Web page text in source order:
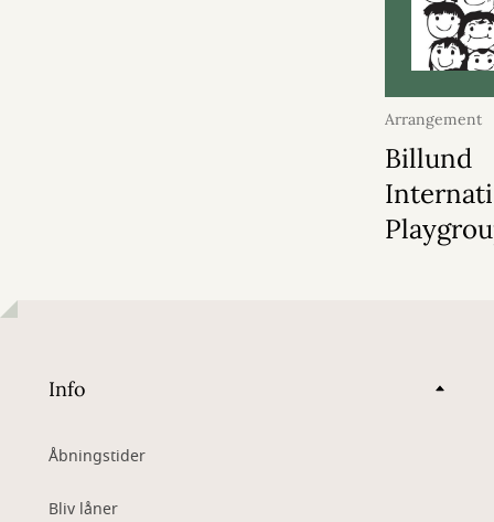
Arrangement
2026
Billund
Info
Åbningstider
Bliv låner